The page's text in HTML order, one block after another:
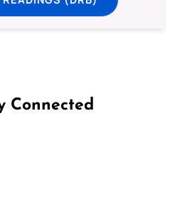
Connected